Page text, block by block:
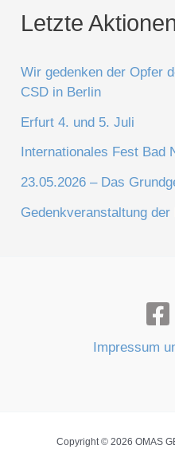
Letzte
Wir gedenken der Opfer
CSD in Berlin
Erfurt 4. und 5. Juli
Internationales Fest Bad
23.05.2026 – Das
Gedenkveranstaltung
Impressum
Copyright © 2026 OMAS